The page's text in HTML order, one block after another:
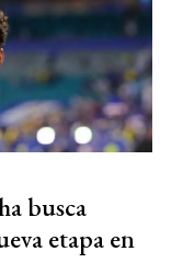
busca
etapa en